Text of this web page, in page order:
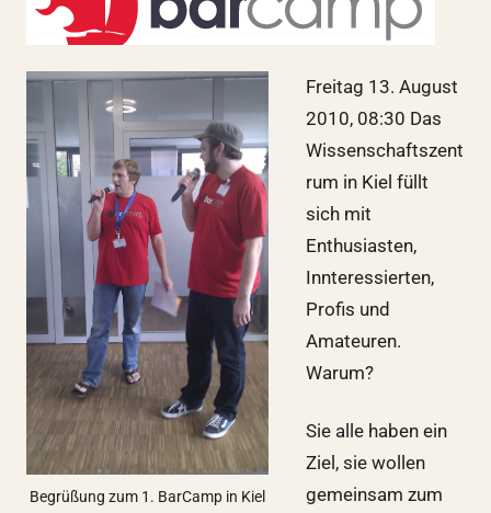
Begrüßung zum 1. BarCamp in Kiel
Freitag 13. August
2010, 08:30 Das
Wissenschaftszent
rum in Kiel füllt
sich mit
Enthusiasten,
Innteressierten,
Profis und
Amateuren.
Warum?
Sie alle haben ein
Ziel, sie wollen
gemeinsam zum